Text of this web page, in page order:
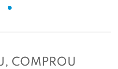
COMPROU